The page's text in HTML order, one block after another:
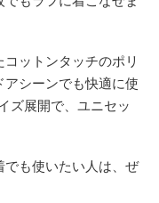
ットンタッチのポリ
シーンでも快適に使
ズ展開で、ユニセッ
も使いたい人は、ぜ